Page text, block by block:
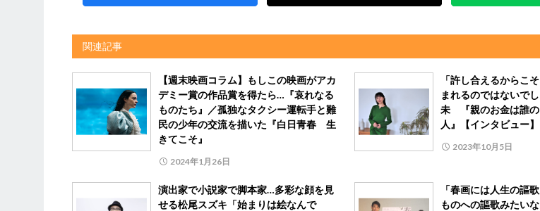
関連記事
【週末映画コラム】もしこの映画がアカ
デミー賞の作品賞を得たら…『哀れなる
ものたち』／孤独なタクシー運転手と難
民の少年の交流を描いた『白日青春 生
きてこそ』
2024年1月26日
「許し合えるからこ
まれるのではないで
未 『親のお金は誰
人』【インタビュー】
2023年10月5日
演出家で小説家で脚本家…多彩な顔を見
せる松尾スズキ「始まりは絵なんで
「春画には人生の謳
ものへの謳歌みたい